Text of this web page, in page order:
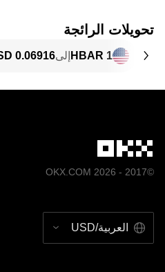
تحويلات الرائجة
1 HBAR إلى
©2017 - 2026 OKX.COM
العربية/USD